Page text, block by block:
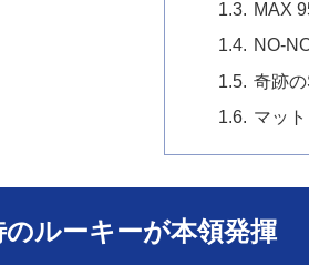
MAX
NO-
奇跡
マッ
のルーキーが本領発揮